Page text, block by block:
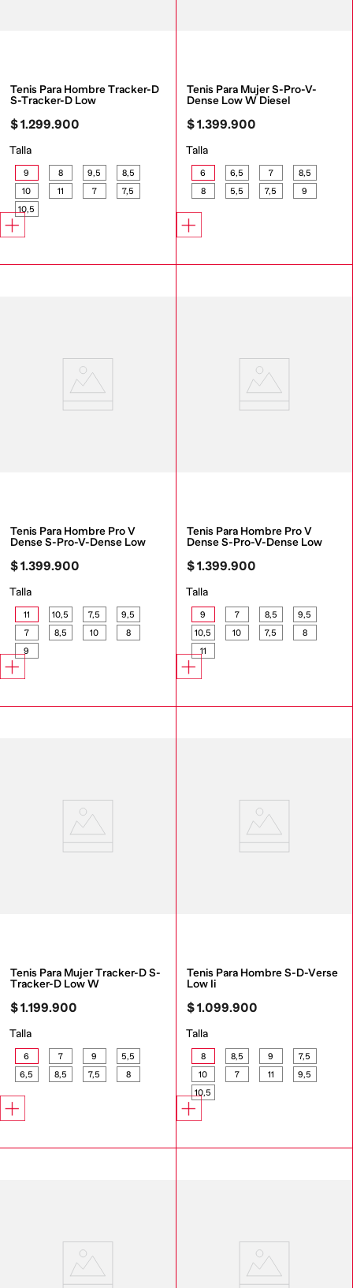
Tenis Para Hombre Tracker-D
S-Tracker-D Low
$1.299.900
Talla
9 8 9,5
8,5
10
11 7
7,5
10,5
Tenis Para Mujer S-Pro-V-
Dense Low W Diesel
$1.399.900
Talla
6 6,5 7
8,5
8
5,5 7,5 9
Tenis Para Hombre Pro V
Dense S-Pro-V-Dense Low
$1.399.900
Talla
11 10,5 7,5
9,5
7
8,5 10
8
9
Tenis Para Hombre Pro V
Dense S-Pro-V-Dense Low
$1.399.900
Talla
9 7 8,5
9,5
10,5
10 7,5
8
11
Tenis Para Mujer Tracker-D S-
Tracker-D Low W
$1.199.900
Talla
6 7 9
5,5
6,5
8,5 7,5 8
Tenis Para Hombre S-D-Verse
Low Ii
$1.099.900
Talla
8 8,5 9
7,5
10
7 11
9,5
10,5